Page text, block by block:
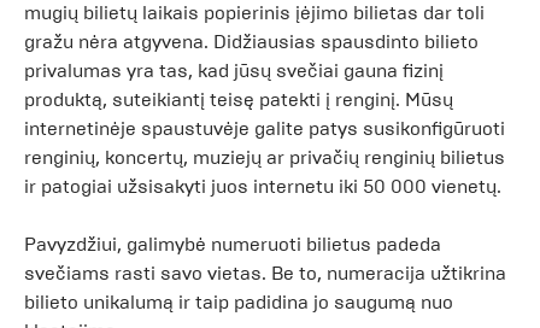
mugių bilietų laikais popierinis įėjimo bilietas dar toli
gražu nėra atgyvena. Didžiausias spausdinto bilieto
privalumas yra tas, kad jūsų svečiai gauna fizinį
produktą, suteikiantį teisę patekti į renginį. Mūsų
internetinėje spaustuvėje galite patys susikonfigūruoti
renginių, koncertų, muziejų ar privačių renginių bilietus
ir patogiai užsisakyti juos internetu iki 50 000 vienetų.
Pavyzdžiui, galimybė numeruoti bilietus padeda
svečiams rasti savo vietas. Be to, numeracija užtikrina
bilieto unikalumą ir taip padidina jo saugumą nuo